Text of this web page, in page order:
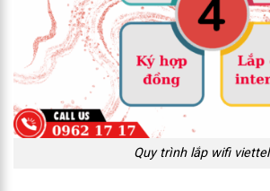
Quy trình lắp wifi viettel